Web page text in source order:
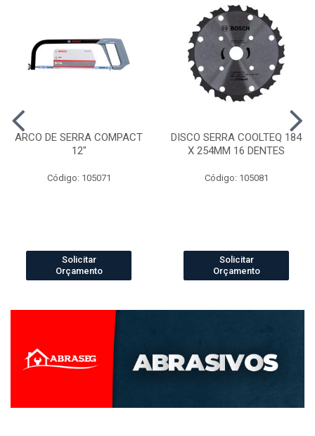
ARCO DE SERRA COMPACT
12"
Código: 105071
Solicitar
Orçamento
DISCO SERRA COOLTEQ 184
X 254MM 16 DENTES
Código: 105081
Solicitar
Orçamento